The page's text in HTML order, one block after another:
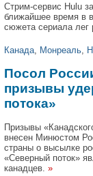
Стрим-сервис Hulu
ближайшее время в
сюжета сериала лег
Канада Монреаль
Посол
призывы
потока»
Призывы
внесен Минюстом
страны о высылке
«Северный поток»
канадцев. »